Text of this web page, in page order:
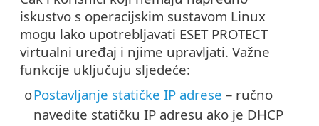
iskustvo s operacijskim sustavom Linux
mogu lako upotrebljavati ESET PROTECT
virtualni uređaj i njime upravljati. Važne
funkcije uključuju sljedeće:
oPostavljanje statičke IP adrese – ručno
navedite statičku IP adresu ako je DHCP